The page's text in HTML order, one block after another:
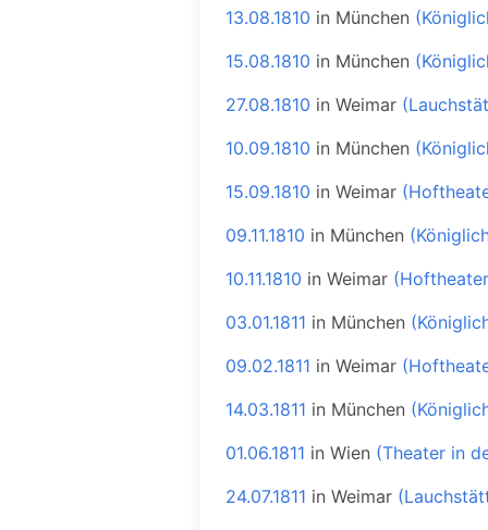
13.08.1810 in München
15.08.1810 in München
27.08.1810 inWeimar
10.09.1810 in München
15.09.1810 inWeimar
09.11.1810 in München
10.11.1810 inWeimar
03.01.1811 in München
09.02.1811 inWeimar
14.03.1811 in München
01.06.1811 inWien (Theater in
24.07.1811 inWeimar